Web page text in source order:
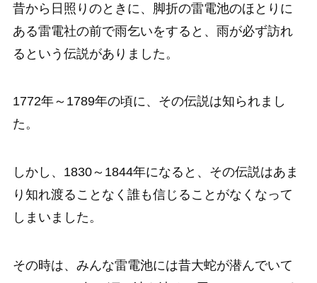
昔から日照りのときに、脚折の雷電池のほとりに
ある雷電社の前で雨乞いをすると、雨が必ず訪れ
るという伝説がありました。
1772年～1789年の頃に、その伝説は知られまし
た。
しかし、1830～1844年になると、その伝説はあま
り知れ渡ることなく誰も信じることがなくなって
しまいました。
その時は、みんな雷電池には昔大蛇が潜んでいて